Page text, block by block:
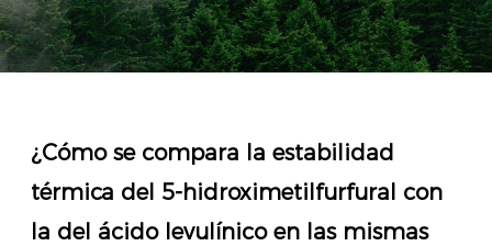
¿Cómo se compara la estabilidad
térmica del 5-hidroximetilfurfural con
la del ácido levulínico en las mismas